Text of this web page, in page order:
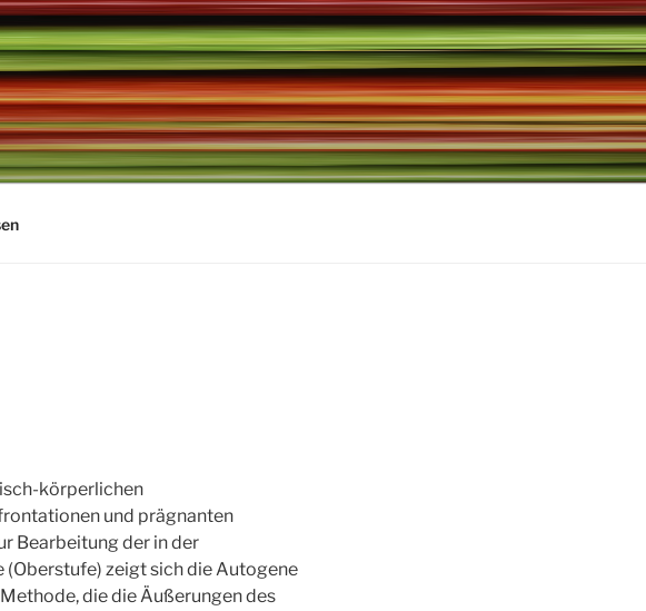
körperlichen
und prägnanten
Bearbeitung der in der
zeigt sich die Autogene
die die Äußerungen des